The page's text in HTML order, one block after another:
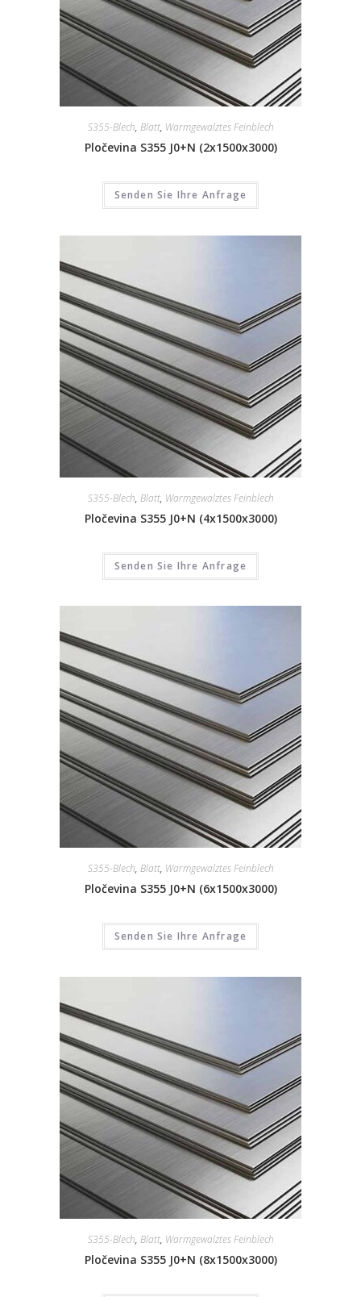
S355-Blech, Blatt, Warmgewalztes Feinblech
Pločevina S355 J0+N (2x1500x3000)
Senden Sie Ihre Anfrage
S355-Blech, Blatt, Warmgewalztes Feinblech
Pločevina S355 J0+N (4x1500x3000)
Senden Sie Ihre Anfrage
S355-Blech, Blatt, Warmgewalztes Feinblech
Pločevina S355 J0+N (6x1500x3000)
Senden Sie Ihre Anfrage
S355-Blech, Blatt, Warmgewalztes Feinblech
Pločevina S355 J0+N (8x1500x3000)